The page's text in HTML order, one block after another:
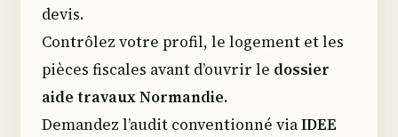
devis.
Contrôlez votre profil, le logement et les
pièces fiscales avant d’ouvrir le dossier
aide travaux Normandie.
Demandez l’audit conventionné viaIDEE